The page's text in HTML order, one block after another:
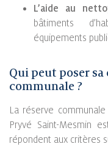
L’aide au
bâtiments
équipements
Qui peut poser
communale ?
La réserve
Pryvé Saint-Mesmin
répondent aux critères